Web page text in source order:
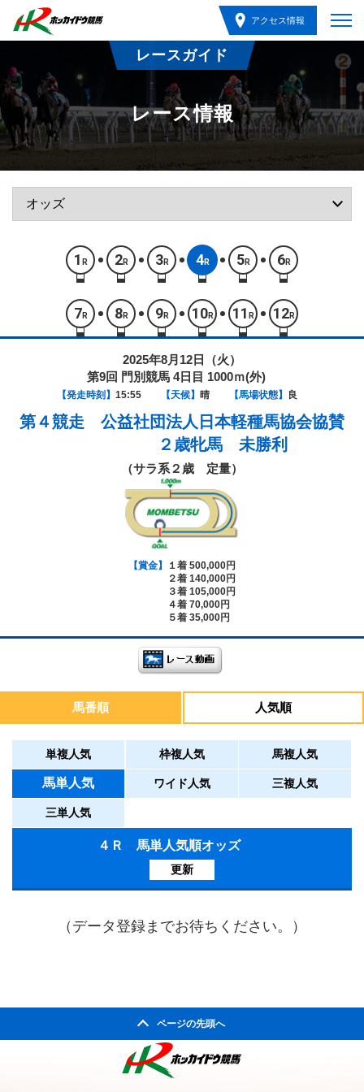
アクセス情報
レースガイド
レース情報
1 R 2R 3R 4R 5R 6R
7 R 8R 9R 10R 11 R 12R
2025年8月12日（火）
第9回 門別競馬 4日目 1000ｍ(外)
【発走時刻】 15:55 【天候】 晴 【馬場状態】 良
第４競走 公益社団法人日本軽種馬協会協賛
２歳牝馬 未勝利
（サラ系２歳 定量）
【賞金】
１着 500,000円
２着 140,000円
３着 105,000円
４着 70,000円
５着 35,000円
馬番順 人気順
単複人気 枠複人気 馬複人気
馬単人気 ワイド人気 三複人気
三単人気
４Ｒ 馬単人気順オッズ
更新
（データ登録までお待ちください。）
ページの先頭へ